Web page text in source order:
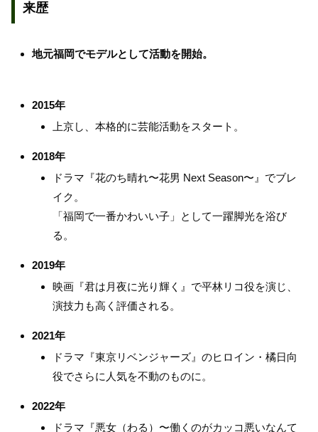
来歴
地元福岡でモデルとして活動を開始。
2015年
上京し、本格的に芸能活動をスタート。
2018年
ドラマ『花のち晴れ〜花男 Next Season〜』でブレ
イク。
「福岡で一番かわいい子」として一躍脚光を浴び
る。
2019年
映画『君は月夜に光り輝く』で平林リコ役を演じ、
演技力も高く評価される。
2021年
ドラマ『東京リベンジャーズ』のヒロイン・橘日向
役でさらに人気を不動のものに。
2022年
ドラマ『悪女（わる）〜働くのがカッコ悪いなんて